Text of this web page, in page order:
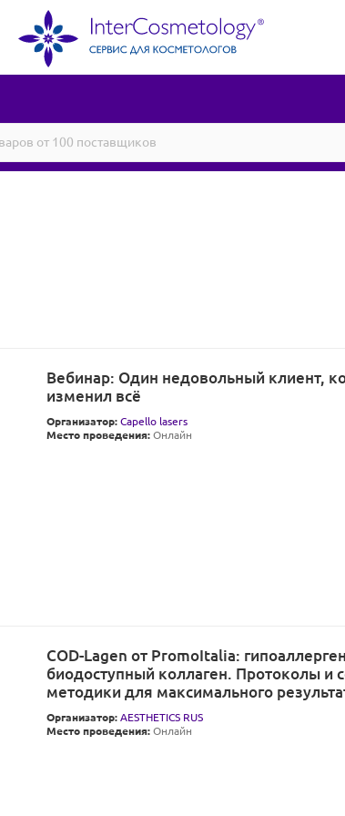
Вебинар: Один недовольный клиент,
изменил всё
Организатор: Capello lasers
Место проведения: Онлайн
COD-Lagen от PromoItalia:
биодоступный коллаген. Протоколы и
методики для максимального
Организатор: AESTHETICS RUS
Место проведения: Онлайн